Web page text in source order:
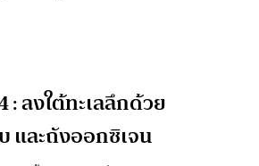
ลงใต้ทะเลลึกด้วย
และถังออกซิเจน